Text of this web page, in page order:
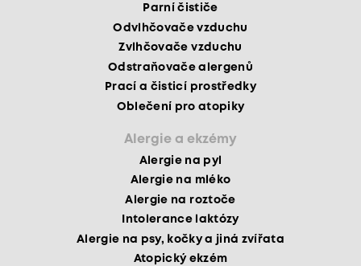
Parní čističe
Odvlhčovače vzduchu
Zvlhčovače vzduchu
Odstraňovače alergenů
Prací a čisticí prostředky
Oblečení pro atopiky
Alergie a ekzémy
Alergie na pyl
Alergie na mléko
Alergie na roztoče
Intolerance laktózy
Alergie na psy, kočky a jiná zvířata
Atopický ekzém